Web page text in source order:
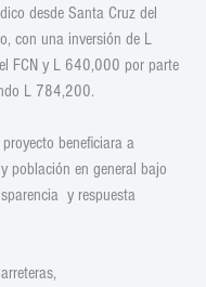
desde Santa Cruz del
con una inversión de L
FCN y L 640,000 por parte
L 784,200.
beneficiara a
población en general bajo
y respuesta